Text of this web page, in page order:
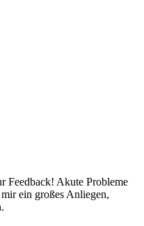
Feedback! Akute Probleme
ein großes Anliegen,